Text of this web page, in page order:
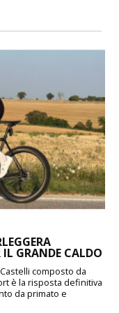
GRANDE CALDO
composto da
è la risposta definitiva
da primato e